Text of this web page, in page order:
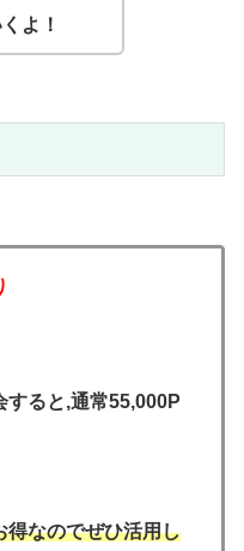
よ！
すると,通常55,000P
得なのでぜひ活用し